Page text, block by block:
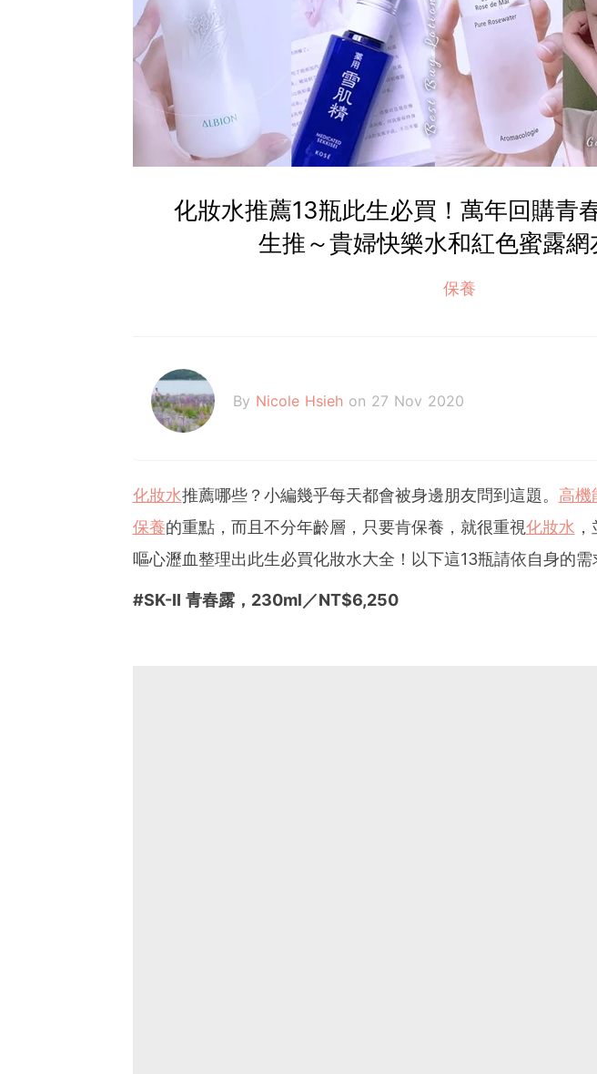
化妝水推薦13瓶此生必買！萬年回購青
生推～貴婦快樂水和紅色蜜露網
保養
By Nicole Hsieh on 27 Nov 2020
化妝水推薦哪些？小編幾乎每天都會被身邊朋友問到這題。 高機
保養的重點，而且不分年齡層，只要肯保養，就很重視化妝水
嘔心瀝血整理出此生必買化妝水大全！以下這13瓶請依自身的需
#SK-II 青春露， 230ml／NT$6,250